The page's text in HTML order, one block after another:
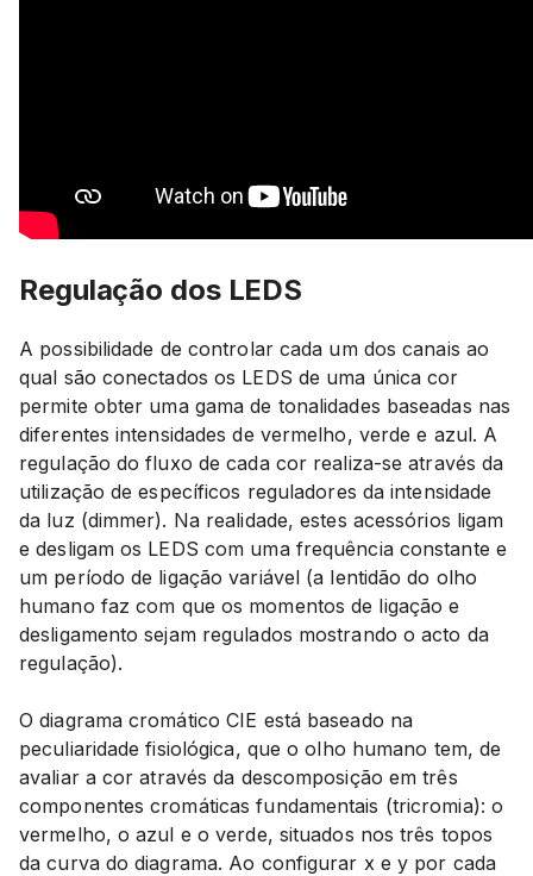
Regulação dos LEDS
A possibilidade de controlar cada um dos canais ao
qual são conectados os LEDS de uma única cor
permite obter uma gama de tonalidades baseadas nas
diferentes intensidades de vermelho, verde e azul. A
regulação do fluxo de cada cor realiza-se através da
utilização de específicos reguladores da intensidade
da luz (dimmer). Na realidade, estes acessórios ligam
e desligam os LEDS com uma frequência constante e
um período de ligação variável (a lentidão do olho
humano faz com que os momentos de ligação e
desligamento sejam regulados mostrando o acto da
regulação).
O diagrama cromático CIE está baseado na
peculiaridade fisiológica, que o olho humano tem, de
avaliar a cor através da descomposição em três
componentes cromáticas fundamentais (tricromia): o
vermelho, o azul e o verde, situados nos três topos
da curva do diagrama. Ao configurar x e y por cada